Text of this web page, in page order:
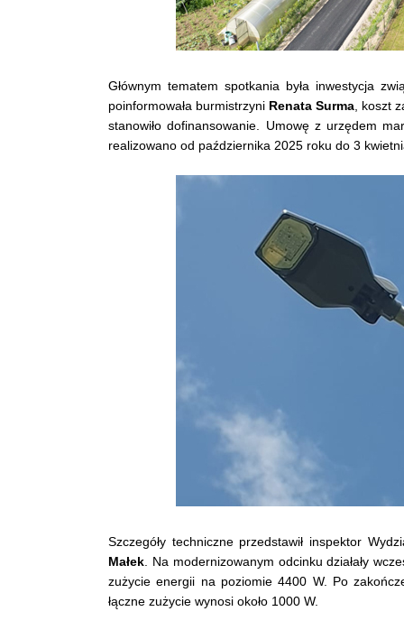
Głównym tematem spotkania była inwestycja
poinformowała burmistrzyni Renata Surma , koszt
stanowiło dofinansowanie. Umowę z urzędem
realizowano od października 2025 roku do 3
Szczegóły techniczne przedstawił inspektor
Małek . Na modernizowanym odcinku działały
zużycie energii na poziomie 4400 W. Po
łączne zużycie wynosi około 1000 W.